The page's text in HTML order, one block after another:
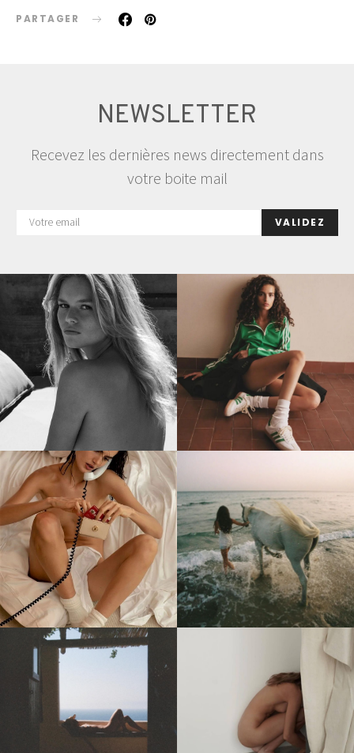
PARTAGER
NEWSLETTER
Recevez les dernières news directement dans
votre boite mail
VALIDEZ